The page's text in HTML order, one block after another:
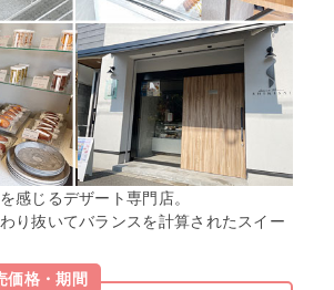
感じるデザート専門店。
り抜いてバランスを計算されたスイー
価格・期間